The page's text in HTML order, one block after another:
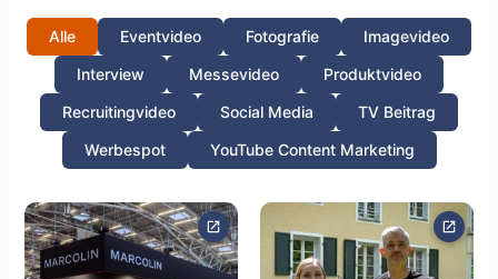
Alle Eventvideo Fotografie
Imagevideo
Interview
Messevideo
Produktvideo
Recruitingvideo
Social Media
TV Beitrag
Werbespot
YouTube Content Marketing